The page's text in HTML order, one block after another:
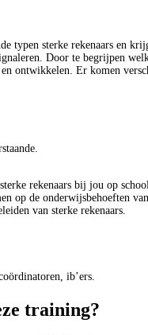
typen sterke rekenaars en
Door te begrijpen
ontwikkelen. Er komen
rekenaars bij jou op
op de onderwijsbehoeften
van sterke rekenaars.
ib’ers.
training?